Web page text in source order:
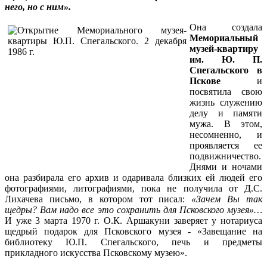
него, но с ним».
Она создала
Мемориальный
музей-квартиру
им. Ю. П.
Спегальского в
Пскове и
посвятила свою
жизнь служению
делу и памяти
мужа. В этом,
несомненно, и
проявляется ее
подвижничество.
Днями и ночами
она разбирала его архив и одаривала близких ей людей его
фотографиями, литографиями, пока не получила от Д.С.
Лихачева письмо, в котором тот писал: «Зачем Вы так
щедры? Вам надо все это сохранить для Псковского музея»…
И уже 3 марта 1970 г. О.К. Аршакуни заверяет у нотариуса
щедрый подарок для Псковского музея - «Завещание на
библиотеку Ю.П. Спегальского, печь и предметы
прикладного искусства Псковскому музею».